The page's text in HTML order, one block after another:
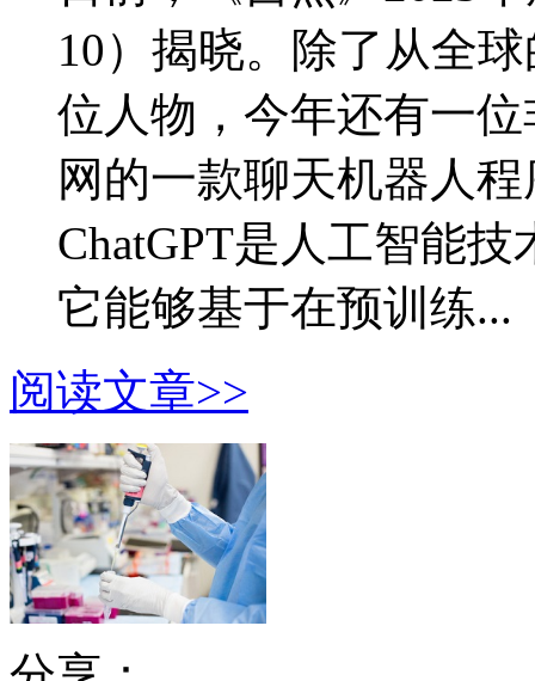
10）揭晓。除了从全
位人物，今年还有一
网的一款聊天机器人
ChatGPT是人工智能
它能够基于在预训练...
阅读文章>>